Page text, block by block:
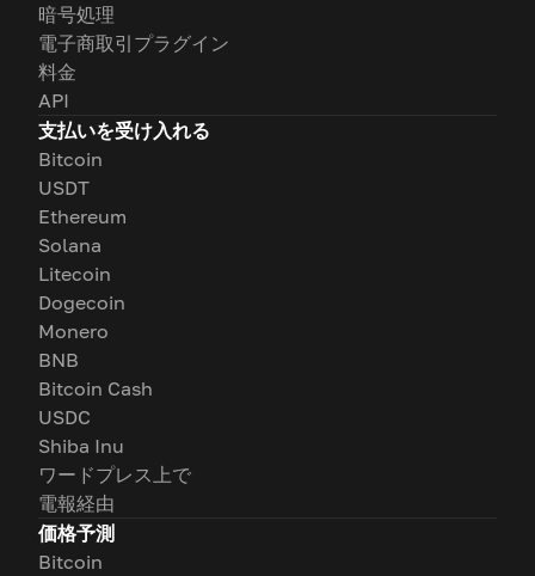
暗号処理
電子商取引プラグイン
料金
API
支払いを受け入れる
Bitcoin
USDT
Ethereum
Solana
Litecoin
Dogecoin
Monero
BNB
Bitcoin Cash
USDC
Shiba Inu
ワードプレス上で
電報経由
価格予測
Bitcoin